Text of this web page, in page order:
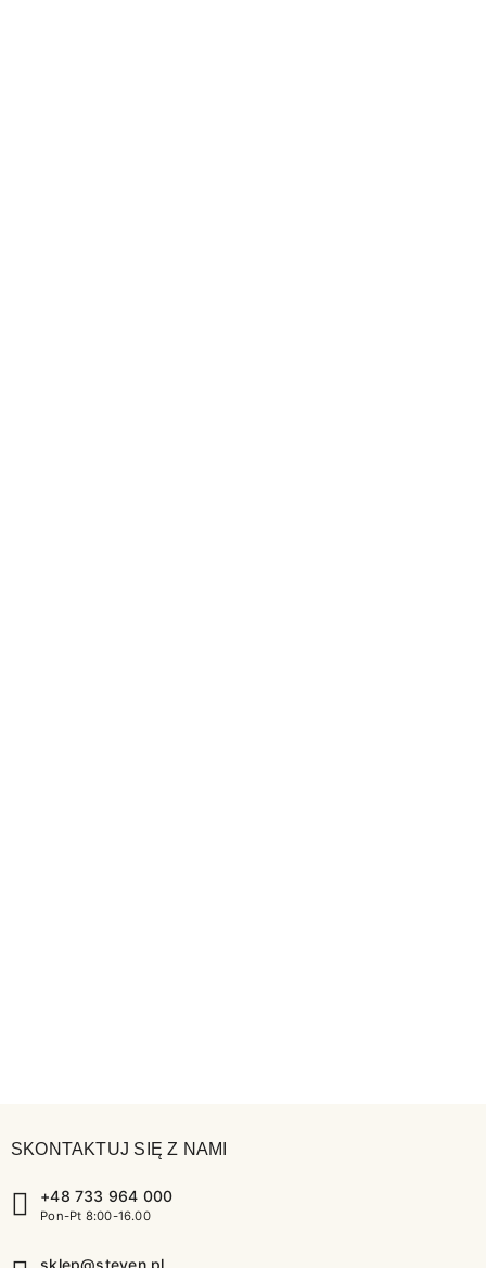
SKONTAKTUJ SIĘ Z NAMI
+48 733 964 000
Pon-Pt 8:00-16.00
sklep@steven.pl